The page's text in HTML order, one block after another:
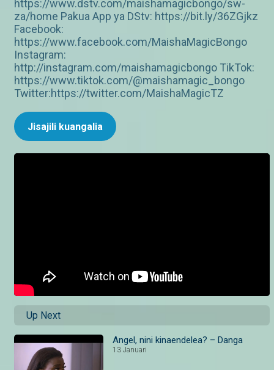
https://www.dstv.com/maishamagicbongo/sw-
za/home Pakua App ya DStv: https://bit.ly/36ZGjkz
Facebook:
https://www.facebook.com/MaishaMagicBongo
Instagram:
http://instagram.com/maishamagicbongo TikTok:
https://www.tiktok.com/@maishamagic_bongo
Twitter:https://twitter.com/MaishaMagicTZ
Jisajili kuangalia
Up Next
Angel, nini kinaendelea? – Danga
13 Januari